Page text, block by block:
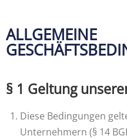
ALLGEMEINE
§ 1 Geltung
Diese Bedingungen
Unternehmern (§ 14